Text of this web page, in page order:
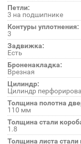
Петли:
3 на подшипнике
Контуры уплотнения:
3
Задвижка:
Есть
Броненакладка:
Врезная
Цилиндр:
Цилиндр
Толщина полотна
110 мм
Толщина стали
1.8
Толщина листа стали